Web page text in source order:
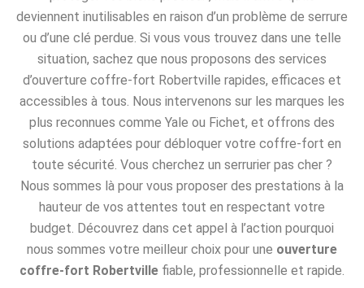
deviennent inutilisables en raison d’un problème de serrure
ou d’une clé perdue. Si vous vous trouvez dans une telle
situation, sachez que nous proposons des services
d’ouverture coffre-fort Robertville rapides, efficaces et
accessibles à tous. Nous intervenons sur les marques les
plus reconnues comme Yale ou Fichet, et offrons des
solutions adaptées pour débloquer votre coffre-fort en
toute sécurité. Vous cherchez un serrurier pas cher ?
Nous sommes là pour vous proposer des prestations à la
hauteur de vos attentes tout en respectant votre
budget. Découvrez dans cet appel à l’action pourquoi
nous sommes votre meilleur choix pour une ouverture
coffre-fort Robertville fiable, professionnelle et rapide.